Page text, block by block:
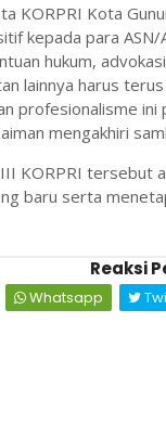
KORPRI Kota
kepada para
hukum,
lainnya harus
profesionalisme
mengakhiri
KORPRI tersebut
baru serta
Reaksi
Whatsapp